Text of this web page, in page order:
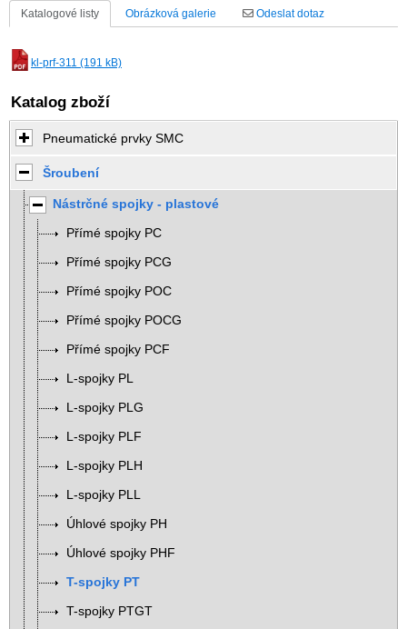
Katalogové listy Obrázková galerie Odeslat dotaz
kl-prf-311 (191 kB)
Katalog zboží
Pneumatické prvky SMC
Šroubení
Nástrčné spojky - plastové
Přímé spojky PC
Přímé spojky PCG
Přímé spojky POC
Přímé spojky POCG
Přímé spojky PCF
L-spojky PL
L-spojky PLG
L-spojky PLF
L-spojky PLH
L-spojky PLL
Úhlové spojky PH
Úhlové spojky PHF
T-spojky PT
T-spojky PTGT